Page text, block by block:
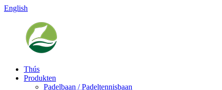
English
Thús
Produkten
Padelbaan / Padeltennisbaan